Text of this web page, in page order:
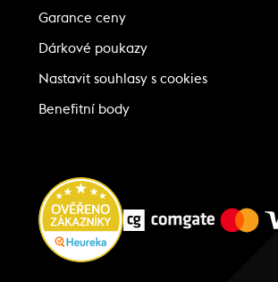
Garance ceny
Dárkové poukazy
Nastavit souhlasy s cookies
Benefitní body